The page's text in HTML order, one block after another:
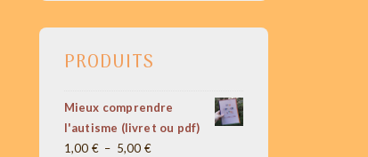
PRODUITS
Mieux comprendre
l'autisme (livret ou pdf)
1,00 € – 5,00 €Plage